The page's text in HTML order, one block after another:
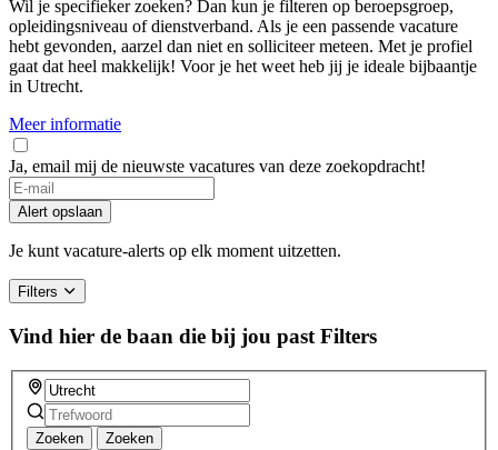
Wil je specifieker zoeken? Dan kun je filteren op beroepsgroep,
opleidingsniveau of dienstverband. Als je een passende vacature
hebt gevonden, aarzel dan niet en solliciteer meteen. Met je profiel
gaat dat heel makkelijk! Voor je het weet heb jij je ideale bijbaantje
in Utrecht.
Meer informatie
Ja, email mij de nieuwste vacatures van deze zoekopdracht!
If
you
are
a
ignore
this
field
Alert opslaan
Je kunt vacature-alerts op elk moment uitzetten.
Filters
Vind hier de baan die bij jou past Filters
Zoeken Zoeken